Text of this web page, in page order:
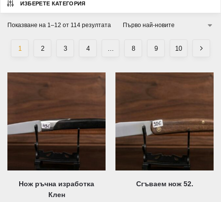
ИЗБЕРЕТЕ КАТЕГОРИЯ
Показване на 1–12 от 114 резултата
1 2 3 4 … 8 9 10
Нож ръчна изработка
Клен
Сгъваем нож 52.